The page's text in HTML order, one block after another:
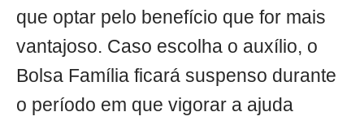
que optar pelo benefício que for mais
vantajoso. Caso escolha o auxílio, o
Bolsa Família ficará suspenso durante
o período em que vigorar a ajuda